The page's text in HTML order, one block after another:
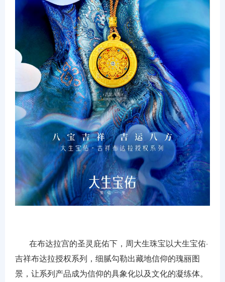
在布达拉宫的圣灵庇佑下，周大生珠宝以大生宝佑·
吉祥布达拉授权系列，细腻勾勒出藏地信仰的瑰丽图
景，让系列产品成为信仰的具象化以及文化的凝练体。